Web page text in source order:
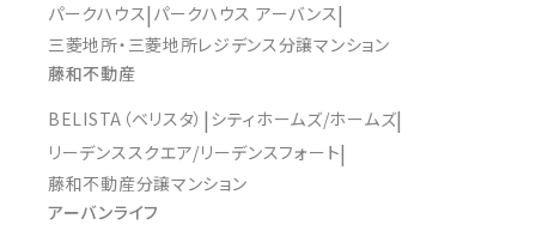
パークハウス パークハウス アーバンス
三菱地所・三菱地所レジデンス分譲マンション
藤和不動産
BELISTA（ベリスタ） シティホームズ/ホームズ
リーデンススクエア/リーデンスフォート
藤和不動産分譲マンション
アーバンライフ